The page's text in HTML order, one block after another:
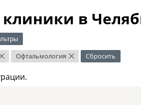
в
Офтальмология × Сбросить